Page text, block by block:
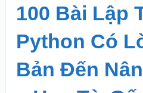
100 Bài Lập
Python Có
Bản Đến